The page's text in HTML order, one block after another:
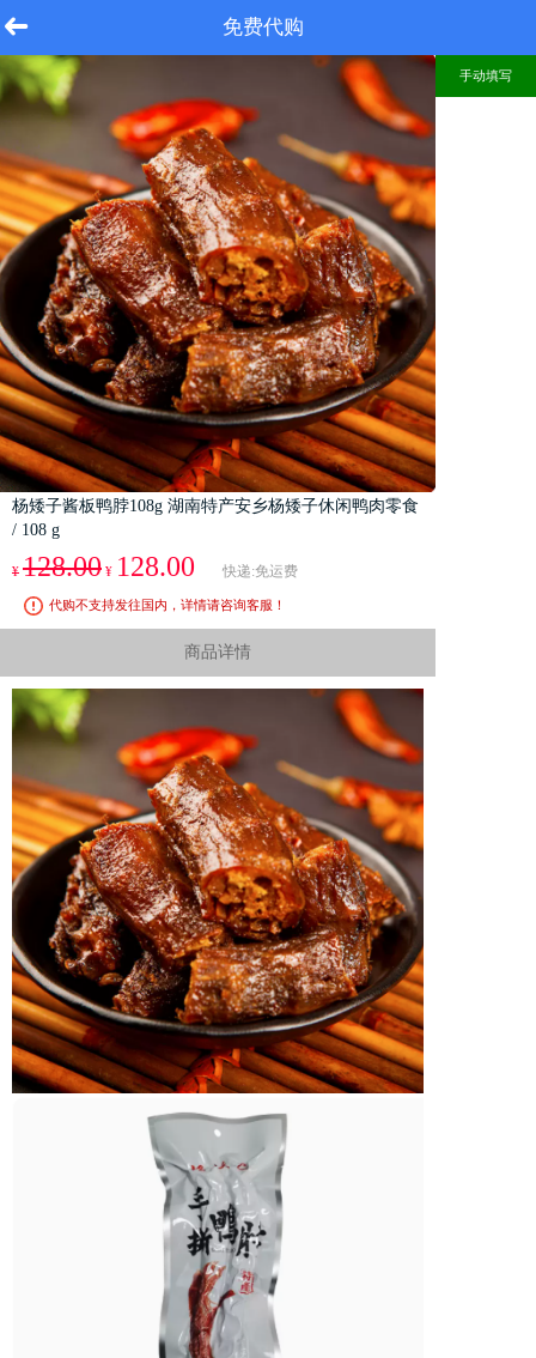
免费代购
手动填写
杨矮子酱板鸭脖108g 湖南特产安乡杨矮子休闲鸭肉零食
/ 108 g
¥ 128.00 ¥ 128.00 快递:免运费
代购不支持发往国内，详情请咨询客服！
商品详情